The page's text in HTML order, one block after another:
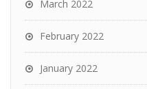
March 2022
February 2022
January 2022